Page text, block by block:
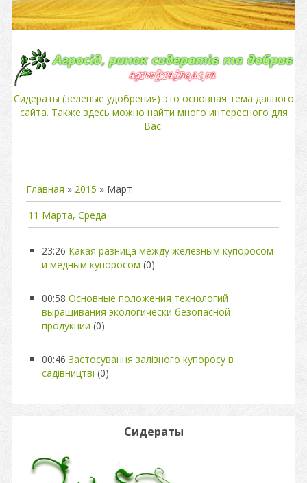
Сидераты (зеленые удобрения) это основная тема данного
сайта. Также здесь можно найти много интересного для
Вас.
Главная » 2015 » Март
11 Марта, Среда
23:26 Какая разница между железным купоросом
и медным купоросом (0)
00:58 Основные положения технологий
выращивания экологически безопасной
продукции (0)
00:46 Застосування залізного купоросу в
садівництві (0)
Сидераты